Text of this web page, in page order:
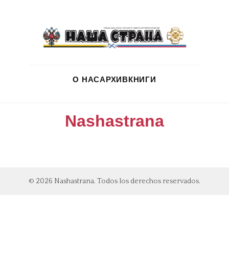
О НАСАРХИВКНИГИ
Nashastrana
© 2026 Nashastrana. Todos los derechos reservados.